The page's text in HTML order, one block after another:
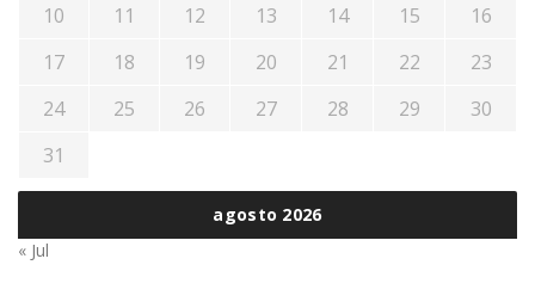
agosto 2026
10
11 12 13 14 15
16
17
18 19 20 21 22
23
24
25 26 27 28 29
30
31
« Jul